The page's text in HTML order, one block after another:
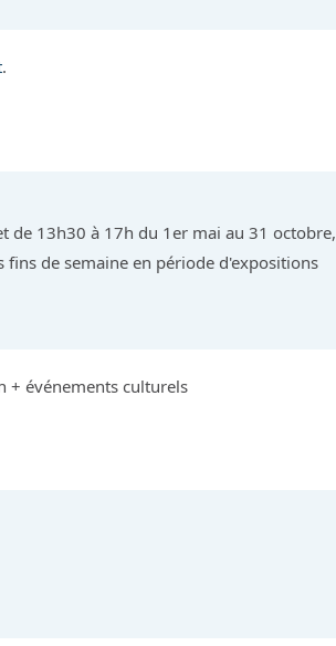
.
de 13h30 à 17h du 1er mai au 31 octobre,
de semaine en période d'expositions
+ événements culturels